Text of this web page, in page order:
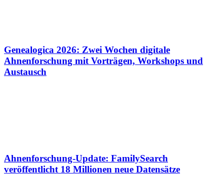
Genealogica 2026: Zwei Wochen digitale
Ahnenforschung mit Vorträgen, Workshops und
Austausch
Ahnenforschung-Update: FamilySearch
veröffentlicht 18 Millionen neue Datensätze